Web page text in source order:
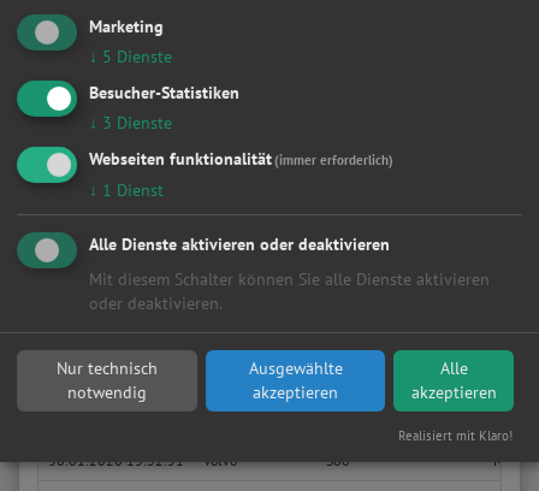
26.11.2020 12:12:17
06.10.2020 22:17:25
04.09.2020 12:16:14 Volkswagen
17.07.2020 14:32:00
14.07.2020 15:36:24
16.06.2020 16:40:49 Ford Focus Turnier
12.05.2020 11:32:04 Renault Kangoo
08.05.2020 09:37:06 Ford
15.04.2020 11:01:05 Citroen C1 Style
Sie suchen in Euskirchen eine günstige Werkstatt? Anfrage jetzt stellen
30.01.2020 13:32:51 Volvo S60
Marketing
↓ 5 Dienste
Besucher-Statistiken
↓ 3 Dienste
Webseiten funktionalität(immer erforderlich)
↓ 1 Dienst
Alle Dienste aktivieren oder deaktivieren
Mit diesem Schalter können Sie alle Dienste aktivieren
oder deaktivieren.
Nur technisch
notwendig
Ausgewählte
akzeptieren
Alle
akzeptieren
Realisiert mit Klaro!